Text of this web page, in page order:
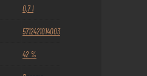
0,7 l
5712421014003
42 %